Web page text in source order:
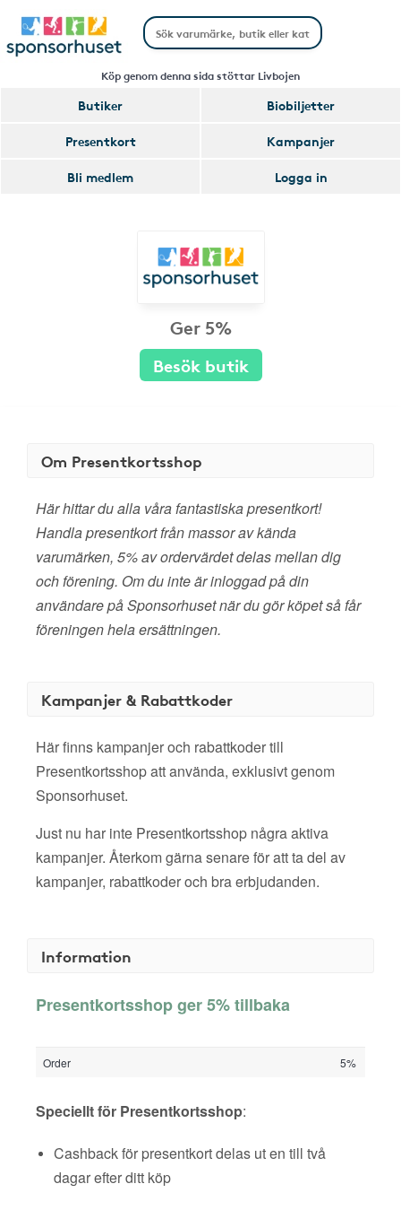
Köp genom denna sida stöttar Livbojen
Butiker
Biobiljetter
Presentkort
Kampanjer
Bli medlem
Logga in
Ger 5%
Besök butik
Om Presentkortsshop
Här hittar du alla våra fantastiska presentkort!
Handla presentkort från massor av kända
varumärken, 5% av ordervärdet delas mellan dig
och förening. Om du inte är inloggad på din
användare på Sponsorhuset när du gör köpet så får
föreningen hela ersättningen.
Kampanjer & Rabattkoder
Här finns kampanjer och rabattkoder till
Presentkortsshop att använda, exklusivt genom
Sponsorhuset.
Just nu har inte Presentkortsshop några aktiva
kampanjer. Återkom gärna senare för att ta del av
kampanjer, rabattkoder och bra erbjudanden.
Information
Presentkortsshop ger 5% tillbaka
Order 5%
Speciellt för Presentkortsshop:
Cashback för presentkort delas ut en till två
dagar efter ditt köp